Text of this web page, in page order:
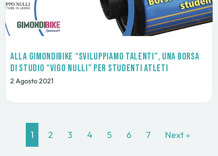
Alla GimondiBike “Sviluppiamo Talenti”, una Borsa
di studio “Vigo Nulli” per studenti atleti
2 Agosto 2021
1 2 3 4 5 6 7 Next »